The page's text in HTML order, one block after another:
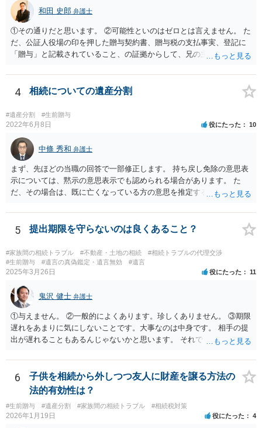
和田 史郎 弁護士
①その通りだと思います。 ②可能性といのはゼロとは言えません。 た
だ、公証人役場の印を押した贈与契約書、贈与税の支払事実、登記に
「贈与」と記載されていること、の証拠からして、兄の主張は通らな
わなければ、遺産分割調停を申し立てて進めるのがベターのような気
がしますね。
4 相続についての遺産分割
#遺産分割 #生前贈与
2022年6月8日 役にたった 10
中條 秀和 弁護士
まず、先ほどの当職の回答で一部修正します。 持ち戻し免除の意思表
示については、黙示の意思表示でも認められる場合があります。 た
だ、その場合は、既に亡くなっている方の意思を推定することになり
持ち戻し免除の意思表示は書面で明確にしておいていただくべきとい
う結論は変わりません。 誤解を与えるような回答でした。失礼しまし
た。 文言については、「〇〇に対する生前贈与による特別受益の持ち
戻しをすべて免除する」というのがオーソドックスなものですが、ご
心配ならば、弁護士のところに行って、特別受益となりそうな贈与に
ついて説明した上で、適切な文言についてご相談してみてはいかがで
しょうか。
5 提出期限を守らないのは良くあること？
#家族間の相続トラブル #不動産・土地の相続
#相続トラブルの代理交渉
#生前贈与
#遺言の真偽鑑定・遺言無効 #遺言
2025年3月26日 役にたった 11
鬼沢 健士 弁護士
①与えません。 ②一般的によくあります。珍しくありません。 ③期限
遅れをあまりに気にしないことです。大事なのは中身です。 相手の提
出が遅れることもあるんじゃないかと思います。 それでもあなた有利
6
子供を相続から外しつつ友人に財産を譲る方法の
法的有効性は？
#生前贈与 #遺産分割 #家族間の相続トラブル #相続税対策
2026年1月19日 役にたった 4